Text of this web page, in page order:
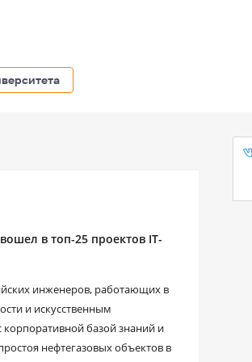
в топ-25 проектов IT-
инженеров, работающих в
и искусственным
корпоративной базой знаний и
нефтегазовых объектов в